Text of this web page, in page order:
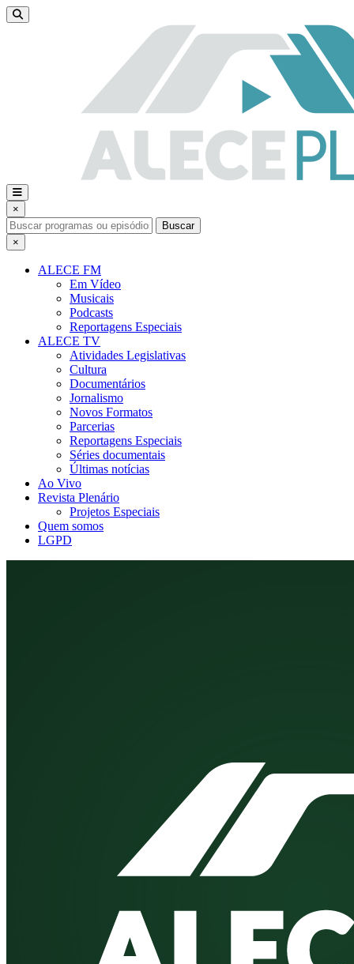
×
Buscar
×
ALECE FM
Em Vídeo
Musicais
Podcasts
Reportagens Especiais
ALECE TV
Atividades Legislativas
Cultura
Documentários
Jornalismo
Novos Formatos
Parcerias
Reportagens Especiais
Séries documentais
Últimas notícias
Ao Vivo
Revista Plenário
Projetos Especiais
Quem somos
LGPD